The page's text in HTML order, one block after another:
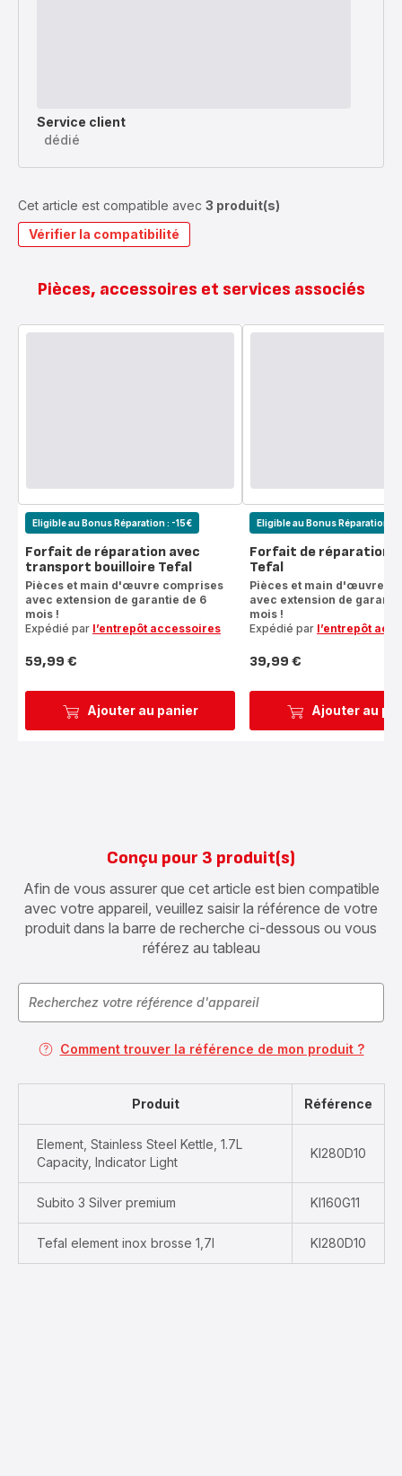
Service client
dédié
Cet article est compatible avec 3 produit(s)
Vérifier la compatibilité
Pièces, accessoires et services associés
Ajouter au panier
Eligible au Bonus Réparation : -15€
Forfait de réparation avec
transport bouilloire Tefal
Pièces et main d'œuvre comprises
avec extension de garantie de 6
mois !
Expédié par l’entrepôt accessoires
Prix
59,99 €
Ajouter au
Eligible au Bonus Réparation : -
Forfait de réparation
Tefal
Pièces et main d'œuvre
avec extension de
mois !
Expédié par l’entrepôt
Prix
39,99 €
Conçu pour 3 produit(s)
Afin de vous assurer que cet article est bien compatible
avec votre appareil, veuillez saisir la référence de votre
produit dans la barre de recherche ci-dessous ou vous
référez au tableau
Comment trouver la référence de mon produit ?
Produit Référence
Element, Stainless Steel Kettle, 1.7L
Capacity, Indicator Light
KI280D10
Subito 3 Silver premium KI160G11
Tefal element inox brosse 1,7l KI280D10